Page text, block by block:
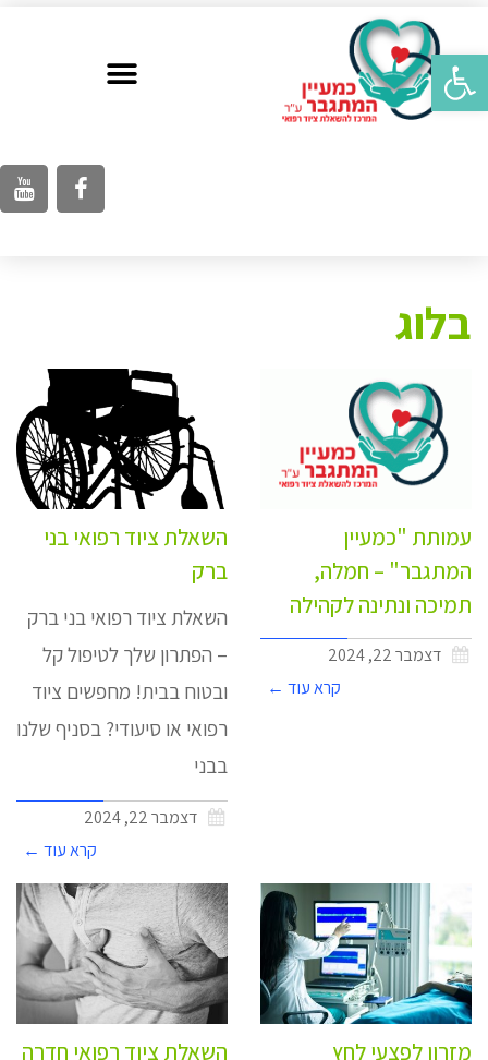
פתח סרגל נגישות
בלוג
עמותת "כמעיין
המתגבר" – חמלה,
תמיכה ונתינה לקהילה
דצמבר 22, 2024
קרא עוד ←
השאלת ציוד רפואי בני
ברק
השאלת ציוד רפואי בני ברק
– הפתרון שלך לטיפול קל
ובטוח בבית! מחפשים ציוד
רפואי או סיעודי? בסניף שלנו
בבני
דצמבר 22, 2024
קרא עוד ←
מזרון לפצעי לחץ השאלת ציוד רפואי חדרה